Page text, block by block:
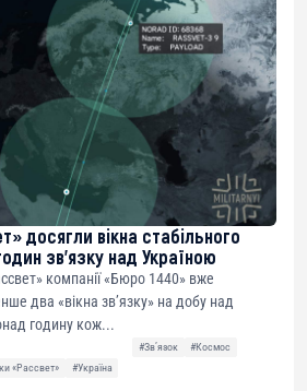
досягли вікна стабільного
зв’язку над Україною
компанії «Бюро 1440» вже
два «вікна зв’язку» на добу над
годину кож...
#Звʼязок
#Космос
«Рассвет»
#Україна